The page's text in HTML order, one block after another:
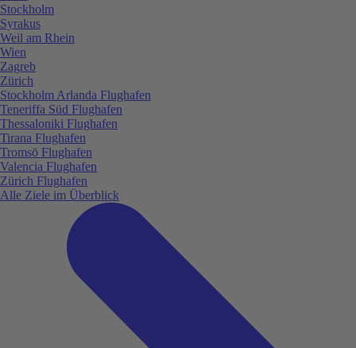
Stockholm
Syrakus
Weil am Rhein
Wien
Zagreb
Zürich
Stockholm Arlanda Flughafen
Teneriffa Süd Flughafen
Thessaloniki Flughafen
Tirana Flughafen
Tromsö Flughafen
Valencia Flughafen
Zürich Flughafen
Alle Ziele im Überblick